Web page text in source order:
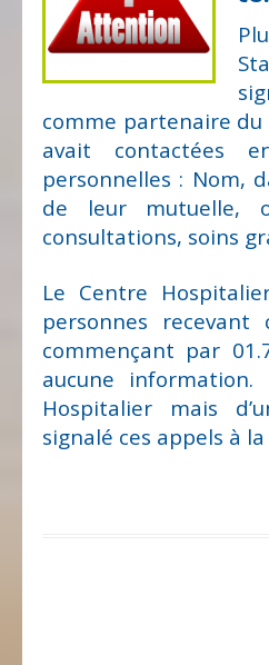
comme partenaire du
avait contactées
personnelles : Nom,
de leur mutuelle,
consultations, soins
Le Centre
personnes recevant
commençant par
aucune
Hospitalier mais
signalé ces appels à